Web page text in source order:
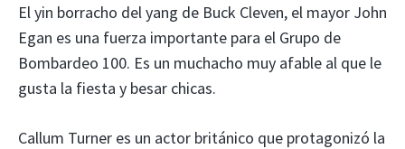
El yin borracho del yang de Buck Cleven, el mayor John
Egan es una fuerza importante para el Grupo de
Bombardeo 100. Es un muchacho muy afable al que le
gusta la fiesta y besar chicas.
Callum Turner es un actor británico que protagonizó la